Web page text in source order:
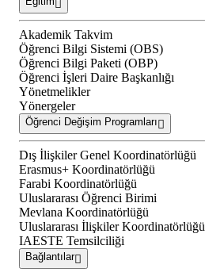
Akademik Takvim
Öğrenci Bilgi Sistemi (OBS)
Öğrenci Bilgi Paketi (OBP)
Öğrenci İşleri Daire Başkanlığı
Yönetmelikler
Yönergeler
Öğrenci Değişim Programları
Dış İlişkiler Genel Koordinatörlüğü
Erasmus+ Koordinatörlüğü
Farabi Koordinatörlüğü
Uluslararası Öğrenci Birimi
Mevlana Koordinatörlüğü
Uluslararası İlişkiler Koordinatörlüğü
IAESTE Temsilciliği
Bağlantılar